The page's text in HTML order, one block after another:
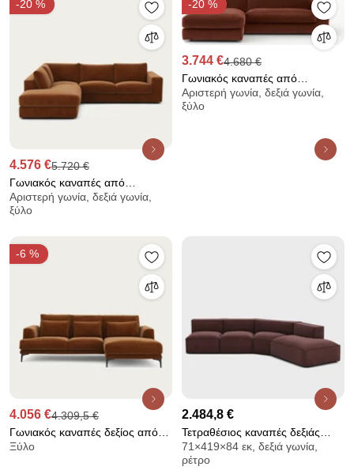
-20 %
4.576 €5.720 €
Γωνιακός καναπές από
βελούδινο chenille ύφασμα,
Skander
Αριστερή γωνία, δεξιά γωνία,
ξύλο
-20 %
3.744 €4.680 €
Γωνιακός καναπές από
βελούδο, Skander
Αριστερή γωνία, δεξιά γωνία,
ξύλο
-6 %
4.056 €4.309,5 €
Γωνιακός καναπές δεξίος από
βελούδινο chenille, Marsile
Ξύλο
2.484,8 €
Τετραθέσιος καναπές δεξιάς
γωνίας με ταπετσαρία
ανάγλυφης ύφανσης Seven
71×419×84 εκ, δεξιά γωνία,
ρέτρο